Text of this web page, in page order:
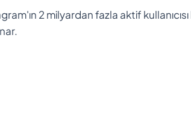
2 milyardan fazla aktif